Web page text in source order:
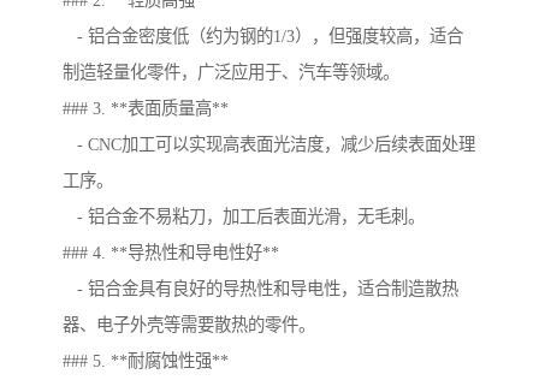
- 铝合金密度低（约为钢的1/3），但强度较高，适合
制造轻量化零件，广泛应用于、汽车等领域。
### 3. **表面质量高**
- CNC加工可以实现高表面光洁度，减少后续表面处理
工序。
- 铝合金不易粘刀，加工后表面光滑，无毛刺。
### 4. **导热性和导电性好**
- 铝合金具有良好的导热性和导电性，适合制造散热
器、电子外壳等需要散热的零件。
### 5. **耐腐蚀性强**